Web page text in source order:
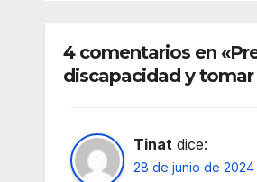
4 comentarios en
discapacidad y
Tinat dice:
28 de junio de 2024